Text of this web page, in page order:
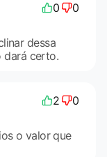
0 0
dessa
dará certo.
2 0
o valor que